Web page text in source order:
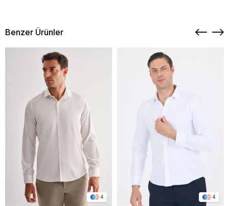
Benzer Ürünler
4 4